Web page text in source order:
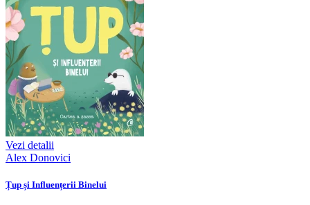
Vezi detalii
Alex Donovici
Țup și Influențerii Binelui